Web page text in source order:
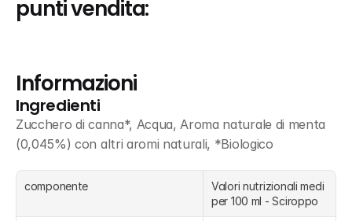
punti vendita:
Informazioni
Ingredienti
Zucchero di canna*, Acqua, Aroma naturale di menta
(0,045%) con altri aromi naturali, *Biologico
componente
Valori nutrizionali medi
per 100 ml - Sciroppo